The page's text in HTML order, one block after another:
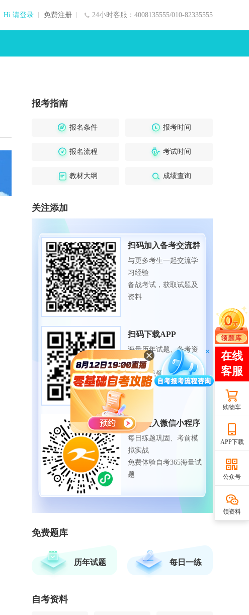
24小时客服：4008135555/010-82335555
Hi 请登录 免费注册
报考指南
报名条件 报考时间
报名流程 考试时间
教材大纲 成绩查询
关注添加
扫码加入备考交流群
与更多考生一起交流学
习经验
备战考试，获取试题及
资料
扫码下载APP
海量历年试题、备考资
料
免费下载领取
扫码进入微信小程序
每日练题巩固、考前模
拟实战
免费体验自考365海量试
题
免费题库
历年试题 每日一练
自考资料
购物车
APP下载
公众号
领资料